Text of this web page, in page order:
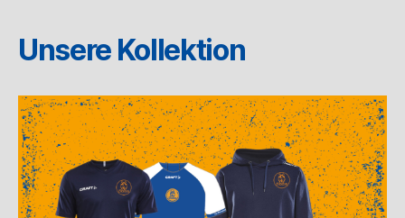
Unsere Kollektion